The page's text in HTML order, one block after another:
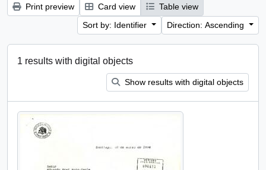
Print preview Card view
Table view
Sort by: Identifier
Direction: Ascending
1 results with digital objects
Show results with digital objects